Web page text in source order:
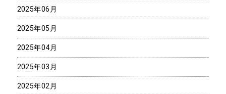
2025年06月
2025年05月
2025年04月
2025年03月
2025年02月